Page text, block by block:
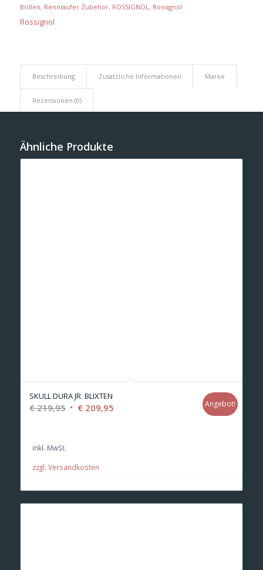
Brillen, Rennläufer Zubehör, ROSSIGNOL, Rossignol
Rossignol
Beschreibung Zusätzliche Informationen Marke
Rezensionen (0)
Ähnliche Produkte
SKULL DURA JR. BLIXTEN
€219,95 Ursprünglicher
€209,95Aktueller
Angebot!
inkl. MwSt.
zzgl. Versandkosten